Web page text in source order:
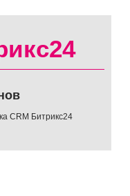
CRM Битрикс24